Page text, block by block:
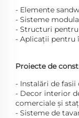
- Elemente
- Sisteme
- Structuri
- Aplicații pentru
Proiecte de
- Instalări de fasii
- Decor interior
comerciale și
- Sisteme de